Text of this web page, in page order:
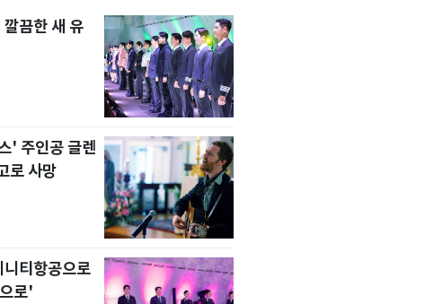
끔한 새 유
' 주인공 글렌
로 사망
티항공으로
로'